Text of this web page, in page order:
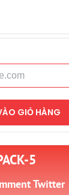
GIỎ HÀNG
5
Twitter